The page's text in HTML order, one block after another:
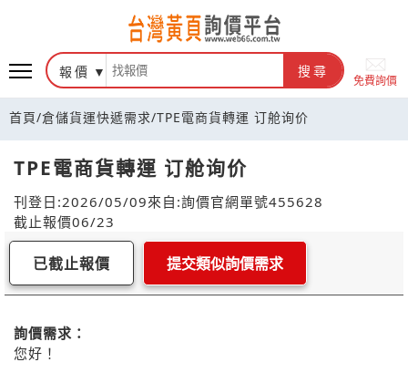
報價 搜尋
免費詢價
首頁/倉儲貨運快遞需求/TPE電商貨轉運 订舱询价
TPE電商貨轉運 订舱询价
刊登日:2026/05/09來自:詢價官網單號455628
截止報價06/23
已截止報價 提交類似詢價需求
詢價需求：
您好！